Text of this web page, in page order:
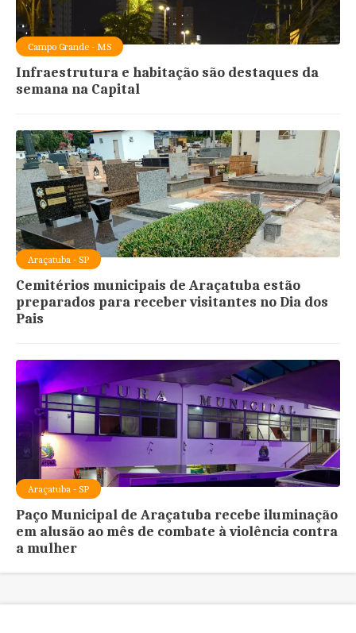
Campo Grande - MS
Infraestrutura e habitação são destaques da
semana na Capital
Araçatuba - SP
Cemitérios municipais de Araçatuba estão
preparados para receber visitantes no Dia dos
Pais
Araçatuba - SP
Paço Municipal de Araçatuba recebe iluminação
em alusão ao mês de combate à violência contra
a mulher